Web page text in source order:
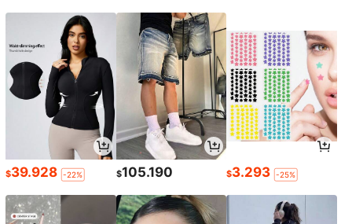
$39.928 -22% $105.190 $3.293 -25%